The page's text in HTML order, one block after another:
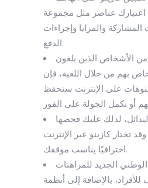
عناصر مثل مجموعة
المشاركة والمزايا وإجراءات
الدفع.
من الأشخاص الذين يلغون
بهم من خلال اللعبة، فإن
على الإنترنت ستحفظ
لذلك عليك فحصها
تختار كازينو عبر الإنترنت
احترافيًا يناسب موقفك.
الجديد للمراهنات
بالإضافة إلى أنظمة